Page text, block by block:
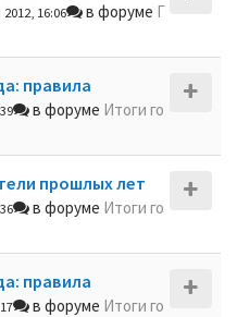
16:06 в форуме Г
правила
в форуме Итоги го
прошлых лет
в форуме Итоги го
правила
в форуме Итоги го